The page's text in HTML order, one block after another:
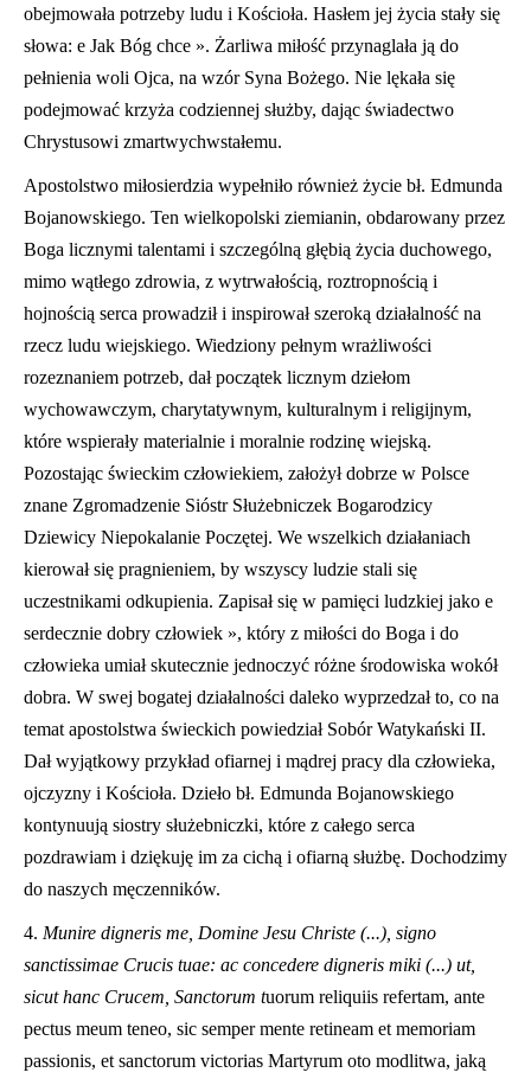
obejmowała potrzeby ludu i Kościoła. Hasłem jej życia stały się
słowa: e Jak Bóg chce ». Żarliwa miłość przynaglała ją do
pełnienia woli Ojca, na wzór Syna Bożego. Nie lękała się
podejmować krzyża codziennej służby, dając świadectwo
Chrystusowi zmartwychwstałemu.
Apostolstwo miłosierdzia wypełniło również życie bł. Edmunda
Bojanowskiego. Ten wielkopolski ziemianin, obdarowany przez
Boga licznymi talentami i szczególną głębią życia duchowego,
mimo wątłego zdrowia, z wytrwałością, roztropnością i
hojnością serca prowadził i inspirował szeroką działalność na
rzecz ludu wiejskiego. Wiedziony pełnym wrażliwości
rozeznaniem potrzeb, dał początek licznym dziełom
wychowawczym, charytatywnym, kulturalnym i religijnym,
które wspierały materialnie i moralnie rodzinę wiejską.
Pozostając świeckim człowiekiem, założył dobrze w Polsce
znane Zgromadzenie Sióstr Służebniczek Bogarodzicy
Dziewicy Niepokalanie Poczętej. We wszelkich działaniach
kierował się pragnieniem, by wszyscy ludzie stali się
uczestnikami odkupienia. Zapisał się w pamięci ludzkiej jako e
serdecznie dobry człowiek », który z miłości do Boga i do
człowieka umiał skutecznie jednoczyć różne środowiska wokół
dobra. W swej bogatej działalności daleko wyprzedzał to, co na
temat apostolstwa świeckich powiedział Sobór Watykański II.
Dał wyjątkowy przykład ofiarnej i mądrej pracy dla człowieka,
ojczyzny i Kościoła. Dzieło bł. Edmunda Bojanowskiego
kontynuują siostry służebniczki, które z całego serca
pozdrawiam i dziękuję im za cichą i ofiarną służbę. Dochodzimy
do naszych męczenników.
4. Munire digneris me, Domine Jesu Christe (...), signo
sanctissimae Crucis tuae: ac concedere digneris miki (...) ut,
sicut hanc Crucem, Sanctorum tuorum reliquiis refertam, ante
pectus meum teneo, sic semper mente retineam et memoriam
passionis, et sanctorum victorias Martyrum oto modlitwa, jaką